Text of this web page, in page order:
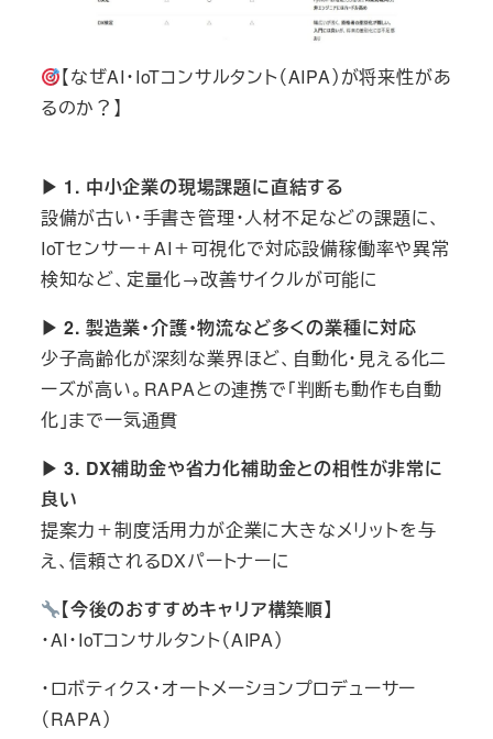
【なぜAI・IoTコンサルタント（AIPA）が将来性があ
るのか？】
▶ 1. 中小企業の現場課題に直結する
設備が古い・手書き管理・人材不足などの課題に、
IoTセンサー＋AI＋可視化で対応設備稼働率や異常
検知など、定量化→改善サイクルが可能に
▶ 2. 製造業・介護・物流など多くの業種に対応
少子高齢化が深刻な業界ほど、自動化・見える化ニ
ーズが高い。RAPAとの連携で「判断も動作も自動
化」まで一気通貫
▶ 3. DX補助金や省力化補助金との相性が非常に
良い
提案力＋制度活用力が企業に大きなメリットを与
え、信頼されるDXパートナーに
【今後のおすすめキャリア構築順】
・AI・IoTコンサルタント（AIPA）
・ロボティクス・オートメーションプロデューサー
（RAPA）